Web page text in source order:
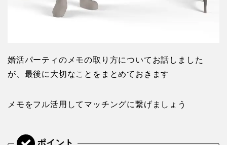
婚活パーティのメモの取り方についてお話しました
が、最後に大切なことをまとめておきます
メモをフル活用してマッチングに繋げましょう